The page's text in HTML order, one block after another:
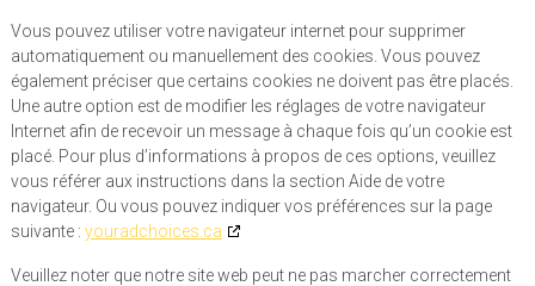
Vous pouvez utiliser votre navigateur internet pour supprimer
automatiquement ou manuellement des cookies. Vous pouvez
également préciser que certains cookies ne doivent pas être placés.
Une autre option est de modifier les réglages de votre navigateur
Internet afin de recevoir un message à chaque fois qu’un cookie est
placé. Pour plus d’informations à propos de ces options, veuillez
vous référer aux instructions dans la section Aide de votre
navigateur. Ou vous pouvez indiquer vos préférences sur la page
suivante : youradchoices.ca
Veuillez noter que notre site web peut ne pas marcher correctement